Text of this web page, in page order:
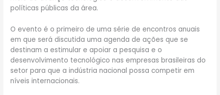
políticas públicas da área.
O evento é o primeiro de uma série de encontros anuais
em que será discutida uma agenda de ações que se
destinam a estimular e apoiar a pesquisa e o
desenvolvimento tecnológico nas empresas brasileiras do
setor para que a indústria nacional possa competir em
níveis internacionais.